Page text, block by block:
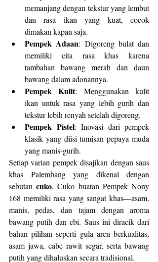
memanjang dengan tekstur yang lembut
dan rasa ikan yang kuat, cocok
dimakan kapan saja.
Pempek Adaan: Digoreng bulat dan
memiliki cita rasa khas karena
tambahan bawang merah dan daun
bawang dalam adonannya.
Pempek Kulit: Menggunakan kulit
ikan untuk rasa yang lebih gurih dan
tekstur lebih renyah setelah digoreng.
Pempek Pistel: Inovasi dari pempek
klasik yang diisi tumisan pepaya muda
yang manis-gurih.
Setiap varian pempek disajikan dengan saus
khas Palembang yang dikenal dengan
sebutan cuko. Cuko buatan Pempek Nony
168 memiliki rasa yang sangat khas—asam,
manis, pedas, dan tajam dengan aroma
bawang putih dan ebi. Saus ini diracik dari
bahan pilihan seperti gula aren berkualitas,
asam jawa, cabe rawit segar, serta bawang
putih yang dihaluskan secara tradisional.